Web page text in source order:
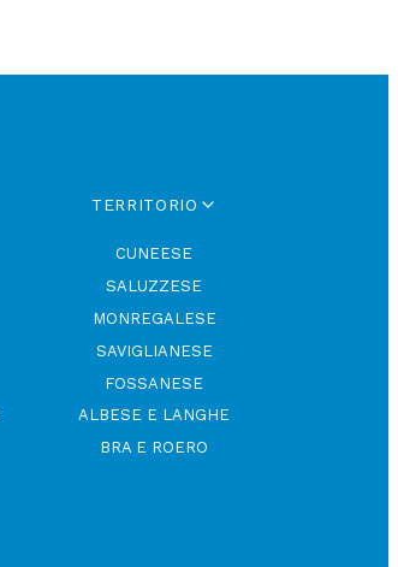
TERRITORIO
CUNEESE
SALUZZESE
MONREGALESE
SAVIGLIANESE
FOSSANESE
ALBESE E LANGHE
BRA E ROERO